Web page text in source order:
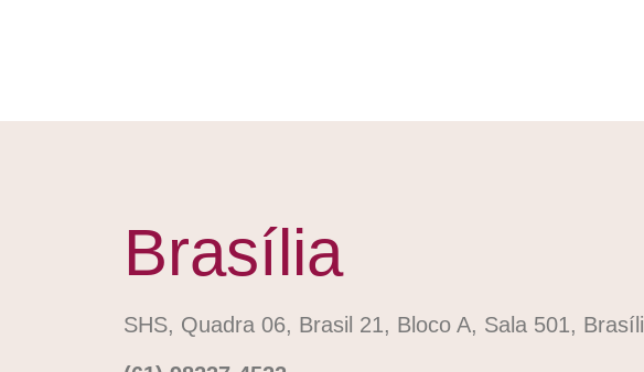
Brasília
SHS, Quadra 06, Brasil 21, Bloco A, Sala 501,